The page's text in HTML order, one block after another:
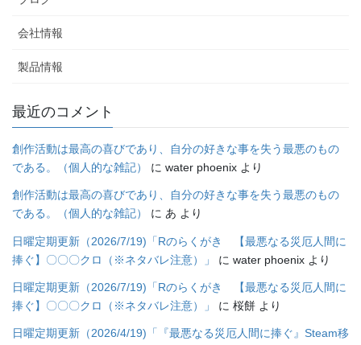
会社情報
製品情報
最近のコメント
創作活動は最高の喜びであり、自分の好きな事を失う最悪のもの
である。（個人的な雑記）
に water phoenix より
創作活動は最高の喜びであり、自分の好きな事を失う最悪のもの
である。（個人的な雑記）
に あ より
日曜定期更新（2026/7/19)「Rのらくがき 【最悪なる災厄人間に
捧ぐ】〇〇〇クロ（※ネタバレ注意）」
に water phoenix より
日曜定期更新（2026/7/19)「Rのらくがき 【最悪なる災厄人間に
捧ぐ】〇〇〇クロ（※ネタバレ注意）」
に 桜餅 より
日曜定期更新（2026/4/19)「『最悪なる災厄人間に捧ぐ』Steam移